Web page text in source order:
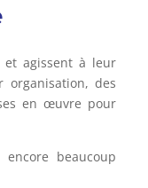
et agissent à leur
des
en œuvre pour
beaucoup